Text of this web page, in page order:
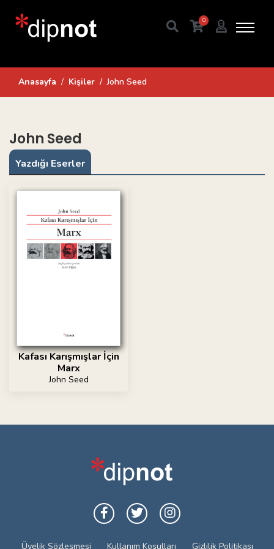
0
Anasayfa Kişiler John Seed
John Seed
Yazdığı Eserler
Kafası Karışmışlar İçin
Marx
John Seed
Üyelik Sözleşmesi Kullanım Koşulları Gizlilik Politikası